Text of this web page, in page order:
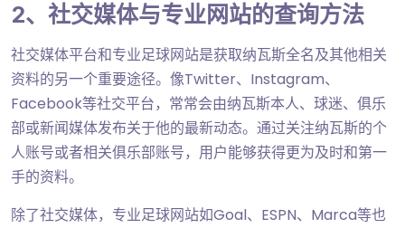
2、社交媒体与专业网站的查询方法
社交媒体平台和专业足球网站是获取纳瓦斯全名及其他相关
资料的另一个重要途径。像Twitter、Instagram、
Facebook等社交平台，常常会由纳瓦斯本人、球迷、俱乐
部或新闻媒体发布关于他的最新动态。通过关注纳瓦斯的个
人账号或者相关俱乐部账号，用户能够获得更为及时和第一
手的资料。
除了社交媒体，专业足球网站如Goal、ESPN、Marca等也